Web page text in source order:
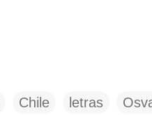
Chile letras